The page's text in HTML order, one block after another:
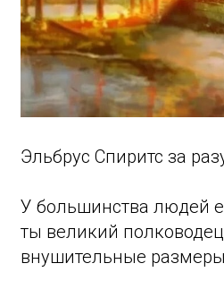
Эльбрус Спиритс за
У большинства людей
ты великий
внушительные